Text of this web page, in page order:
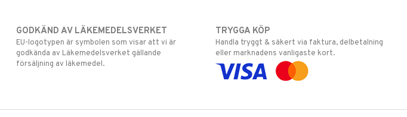
GODKÄND AV LÄKEMEDELSVERKET
EU-logotypen är symbolen som visar att vi är
godkända av Läkemedelsverket gällande
försäljning av läkemedel.
TRYGGA KÖP
Handla tryggt & säkert via faktura, delbetalning
eller marknadens vanligaste kort.